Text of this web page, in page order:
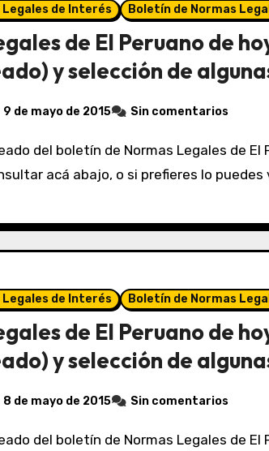
de Interés Boletín de Normas
de El Peruano de
y selección de
9 de mayo de 2015 Sin comentarios
acá abajo, o si prefieres lo
de Interés Boletín de Normas
de El Peruano de
y selección de
8 de mayo de 2015 Sin comentarios